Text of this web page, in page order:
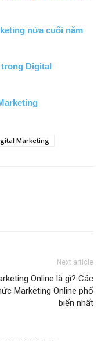
nửa cuối năm
Digital
Marketing
Next article
Online là gì? Các
Marketing Online phổ
biến nhất